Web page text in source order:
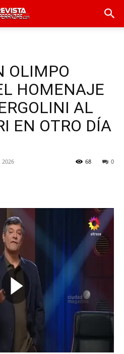
OLIMPO
HOMENAJE
AL
EN OTRO DÍA
0
68